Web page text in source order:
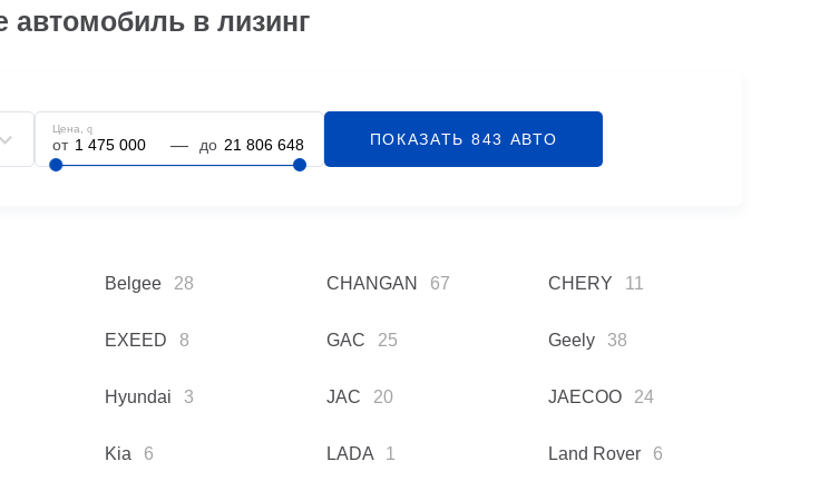
автомобиль в лизинг
Цена, q
от до ПОКАЗАТЬ 843 АВТО
Belgee 28 CHANGAN 67 CHERY 11
EXEED 8 GAC 25 Geely 38
Hyundai 3 JAC 20 JAECOO 24
Kia 6 LADA 1 Land Rover 6